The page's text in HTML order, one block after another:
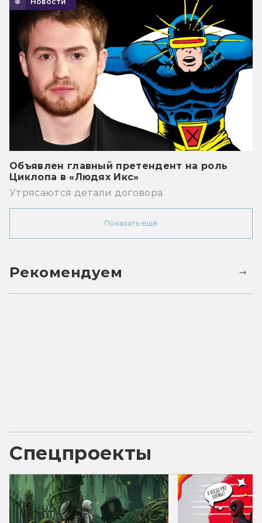
Объявлен главный претендент на роль
Циклопа в «Людях Икс»
Утрясаются детали договора.
Показать ещё
Рекомендуем
Спецпроекты